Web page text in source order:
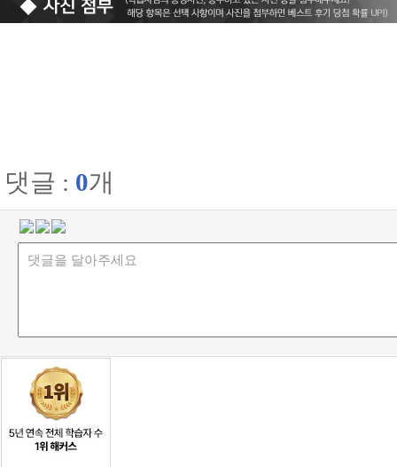
댓글 : 0개